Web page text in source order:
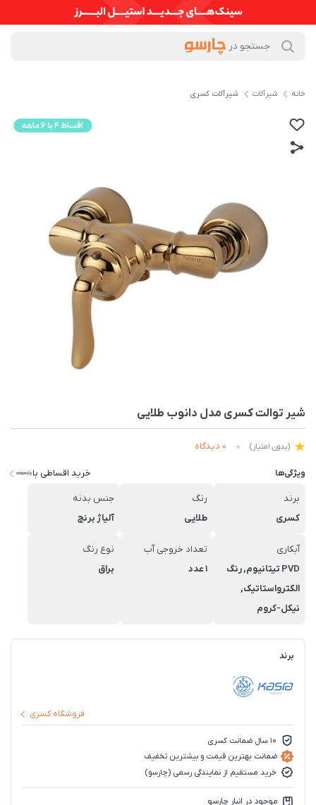
خانه شیرآلات شیرآلات کسری
شیر توالت کسری مدل دانوب طلایی
(بدون امتیاز) 0 دیدگاه
ویژگی‌ها خرید اقساطی با
برند
کسری
رنگ
طلایی
جنس بدنه
آلیاژ برنج
آبکاری
PVD تیتانیوم, رنگ
الکترواستاتیک,
نیکل-کروم
تعداد خروجی آب
1 عدد
نوع رنگ
براق
برند
فروشگاه کسری
10 سال ضمانت کسری
ضمانت بهترین قیمت و بیشترین تخفیف
خرید مستقیم از نمایندگی رسمی (چارسو)
موجود در انبار چارسو